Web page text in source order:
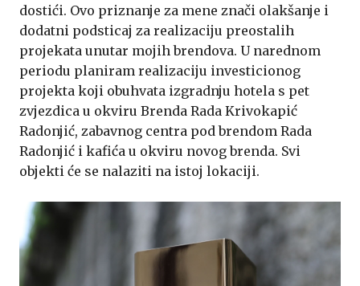
dostići. Ovo priznanje za mene znači olakšanje i
dodatni podsticaj za realizaciju preostalih
projekata unutar mojih brendova. U narednom
periodu planiram realizaciju investicionog
projekta koji obuhvata izgradnju hotela s pet
zvjezdica u okviru Brenda Rada Krivokapić
Radonjić, zabavnog centra pod brendom Rada
Radonjić i kafića u okviru novog brenda. Svi
objekti će se nalaziti na istoj lokaciji.